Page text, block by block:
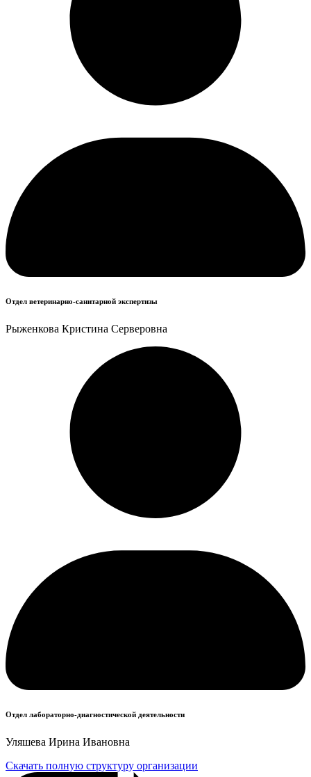
Отдел ветеринарно-санитарной экспертизы
Рыженкова Кристина Серверовна
Отдел лабораторно-диагностической деятельности
Уляшева Ирина Ивановна
Скачать полную структуру организации